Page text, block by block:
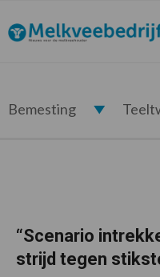
de
hoofdnavigatie
de
hoofd
de
eerste
de
voettekst
Melkveebedrijf.nl
Bemesting
“Scenario
strijd tegen